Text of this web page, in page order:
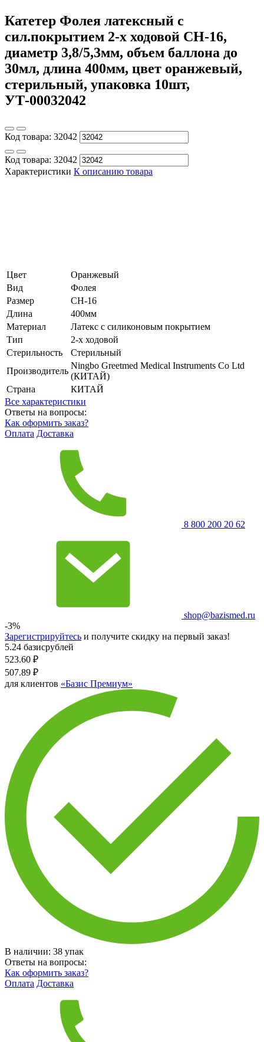
Катетер Фолея латексный с
сил.покрытием 2-х ходовой СН-16,
диаметр 3,8/5,3мм, объем баллона до
30мл, длина 400мм, цвет оранжевый,
стерильный, упаковка 10шт,
УТ-00032042
Код товара: 32042
Код товара: 32042
Характеристики К описанию товара
Цвет
Оранжевый
Вид
Фолея
Размер
CH-16
Длина
400мм
Материал
Латекс с силиконовым покрытием
Тип
2-х ходовой
Стерильность
Стерильный
Производитель
Ningbo Greetmed Medical Instruments Co Ltd
(КИТАЙ)
Страна
КИТАЙ
Все характеристики
Ответы на вопросы:
Как оформить заказ?
Оплата Доставка
8 800 200 20 62
shop@bazismed.ru
-3%
Зарегистрируйтесь и получите скидку на первый заказ!
5.24 базисрублей
523.60 ₽
507.89 ₽
для клиентов «Базис Премиум»
В наличии: 38 упак
Ответы на вопросы:
Как оформить заказ?
Оплата Доставка